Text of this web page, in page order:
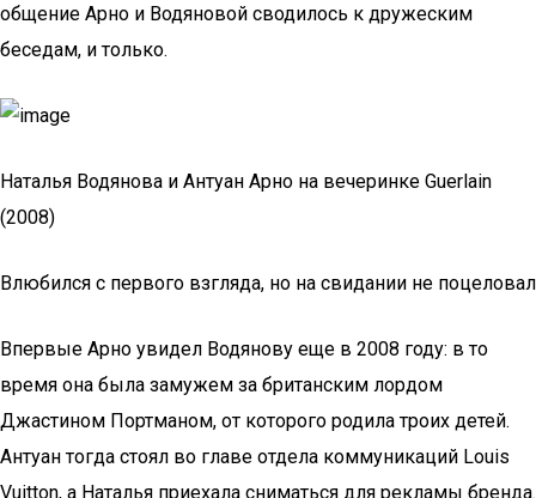
общение Арно и Водяновой сводилось к дружеским
беседам, и только.
Наталья Водянова и Антуан Арно на вечеринке Guerlain
(2008)
Влюбился с первого взгляда, но на свидании не поцеловал
Впервые Арно увидел Водянову еще в 2008 году: в то
время она была замужем за британским лордом
Джастином Портманом, от которого родила троих детей.
Антуан тогда стоял во главе отдела коммуникаций Louis
Vuitton, а Наталья приехала сниматься для рекламы бренда.